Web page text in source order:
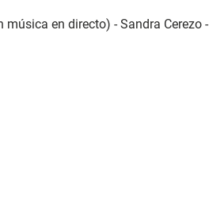
música en directo) - Sandra Cerezo -